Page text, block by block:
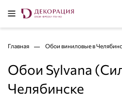
Главная Обои виниловые в
Обои Sylvana
Челябинске